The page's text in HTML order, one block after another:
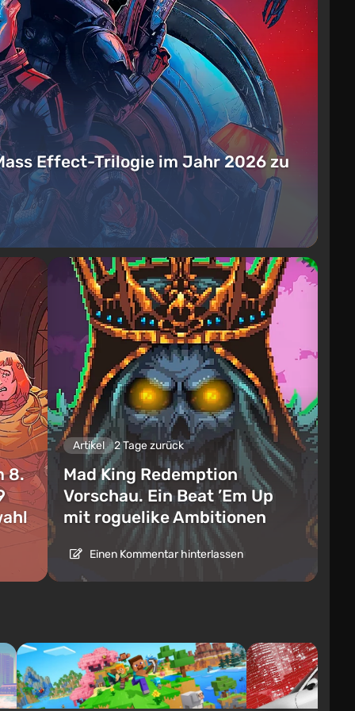
Effect-Trilogie im Jahr 2026 zu
8.
Artikel 2 Tage zurück
Mad King Redemption
Vorschau. Ein Beat ’Em Up
mit roguelike Ambitionen
Einen Kommentar hinterlassen